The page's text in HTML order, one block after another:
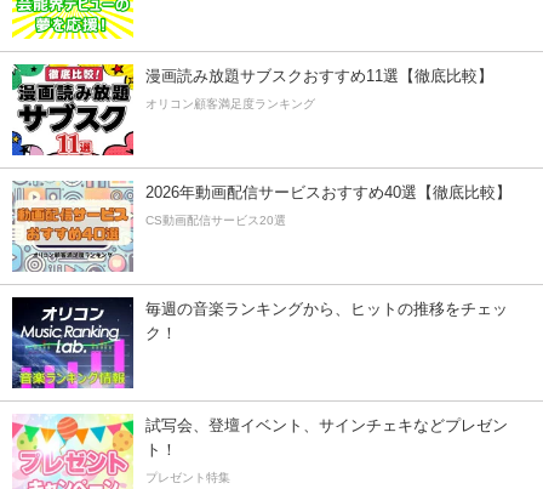
漫画読み放題サブスクおすすめ11選【徹底比較】
オリコン顧客満足度ランキング
2026年動画配信サービスおすすめ40選【徹底比較】
CS動画配信サービス20選
毎週の音楽ランキングから、ヒットの推移をチェッ
ク！
試写会、登壇イベント、サインチェキなどプレゼン
ト！
プレゼント特集